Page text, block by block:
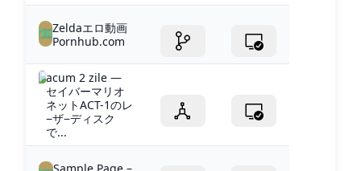
Zeldaエロ動画
Pornhub.com
acum 2 zile —
セイバーマリオ
ネットACT-1のレ
−ザ−ディスク
で...